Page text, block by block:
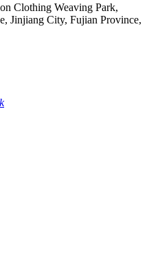
Clothing Weaving Park,
Jinjiang City, Fujian Province,